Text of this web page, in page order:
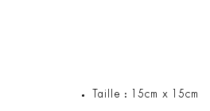
Taille : 15cm x 15cm